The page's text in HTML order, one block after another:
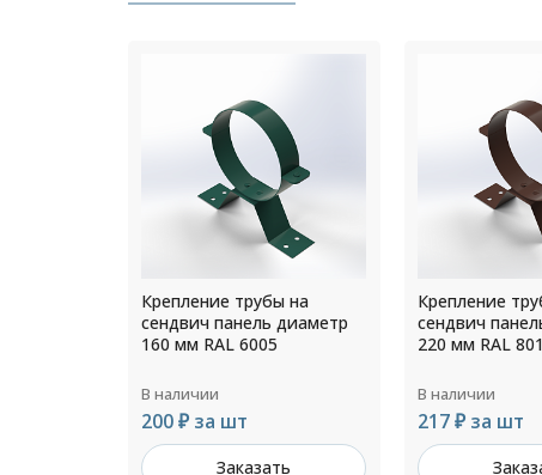
Крепление трубы на
сендвич панель диаметр
220 мм RAL 8017
В наличии
217 ₽ за шт
Заказать
Крепление
сендвич
200 мм Цинк
В наличии
170 ₽ за шт